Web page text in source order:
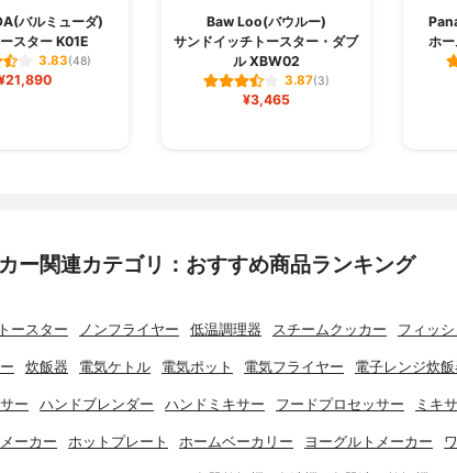
バルミューダ)
スター K01E
3.83(48)
Baw Loo(バウルー)
サンドイッチトースター・ダブ
ル XBW02
3.87(3)
¥3,465
ホ
ー関連カテゴリ：おすすめ商品ランキング
トースター ノンフライヤー 低温調理器 スチームクッカー フィッ
炊飯器 電気ケトル 電気ポット 電気フライヤー 電子レンジ炊飯
ー ハンドブレンダー ハンドミキサー フードプロセッサー ミキ
ーカー ホットプレート ホームベーカリー ヨーグルトメーカー